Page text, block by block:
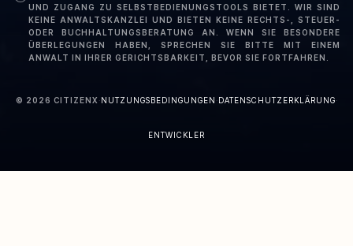
UND ZUGANG ZU SELBSTBEDIENUNGSTOOLS BIETET. WIR SIND
KEINE ANWALTSKANZLEI UND BIETEN KEINE RECHTS-, STEUER-
ODER BUCHHALTUNGSBERATUNG AN. WENN SIE BESONDERE
ÜBERLEGUNGEN HABEN, SPRECHEN SIE BITTE MIT EINEM
ANWALT IN IHRER GERICHTSBARKEIT, BEVOR SIE FORTFAHREN.
© 2026 CITIZENX ·NUTZUNGSBEDINGUNGEN ·DATENSCHUTZERKLÄRUNG·
ENTWICKLER